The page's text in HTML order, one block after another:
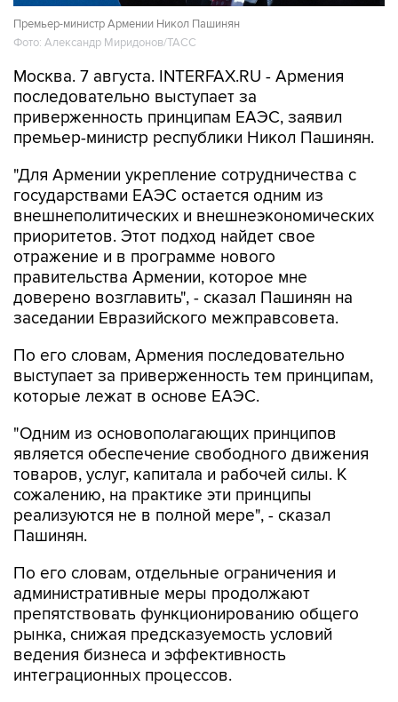
Премьер-министр Армении Никол Пашинян
Фото: Александр Миридонов/ТАСС
Москва. 7 августа. INTERFAX.RU - Армения
последовательно выступает за
приверженность принципам ЕАЭС, заявил
премьер-министр республики Никол Пашинян.
"Для Армении укрепление сотрудничества с
государствами ЕАЭС остается одним из
внешнеполитических и внешнеэкономических
приоритетов. Этот подход найдет свое
отражение и в программе нового
правительства Армении, которое мне
доверено возглавить", - сказал Пашинян на
заседании Евразийского межправсовета.
По его словам, Армения последовательно
выступает за приверженность тем принципам,
которые лежат в основе ЕАЭС.
"Одним из основополагающих принципов
является обеспечение свободного движения
товаров, услуг, капитала и рабочей силы. К
сожалению, на практике эти принципы
реализуются не в полной мере", - сказал
Пашинян.
По его словам, отдельные ограничения и
административные меры продолжают
препятствовать функционированию общего
рынка, снижая предсказуемость условий
ведения бизнеса и эффективность
интеграционных процессов.